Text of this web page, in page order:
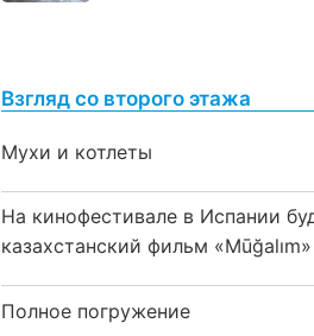
Взгляд со второго этажа
Мухи и котлеты
На кинофестивале в Испании
казахстанский фильм «Mūğalım»
Полное погружение